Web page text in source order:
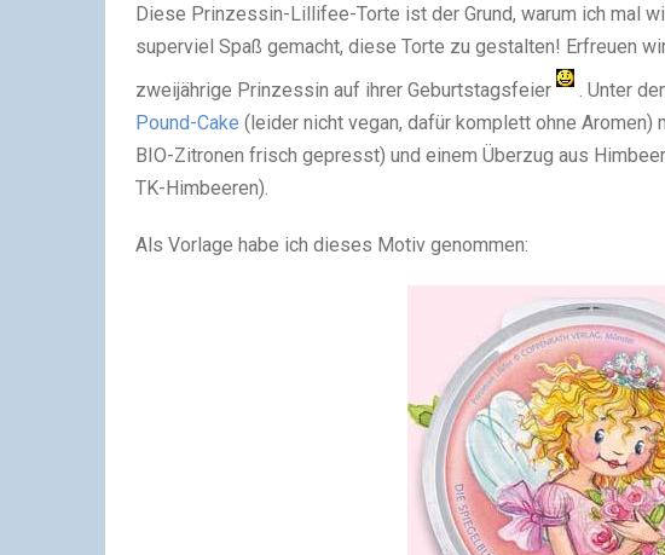
Diese Prinzessin-Lillifee-Torte ist der Grund, warum ich mal
superviel Spaß gemacht, diese Torte zu gestalten! Erfreuen
zweijährige Prinzessin auf ihrer Geburtstagsfeier
. Unter
Pound-Cake (leider nicht vegan, dafür komplett ohne Aromen)
BIO-Zitronen frisch gepresst) und einem Überzug aus
TK-Himbeeren).
Als Vorlage habe ich dieses Motiv genommen: